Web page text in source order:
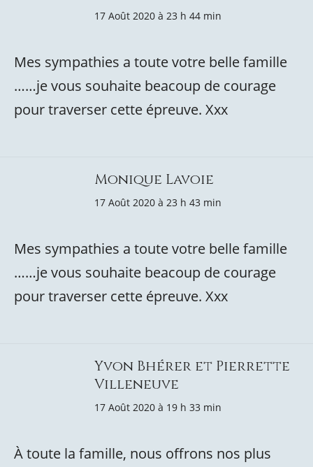
17 Août 2020 à 23 h 44 min
Mes sympathies a toute votre belle famille
……je vous souhaite beacoup de courage
pour traverser cette épreuve. Xxx
Monique Lavoie
17 Août 2020 à 23 h 43 min
Mes sympathies a toute votre belle famille
……je vous souhaite beacoup de courage
pour traverser cette épreuve. Xxx
Yvon Bhérer et Pierrette
Villeneuve
17 Août 2020 à 19 h 33 min
À toute la famille, nous offrons nos plus